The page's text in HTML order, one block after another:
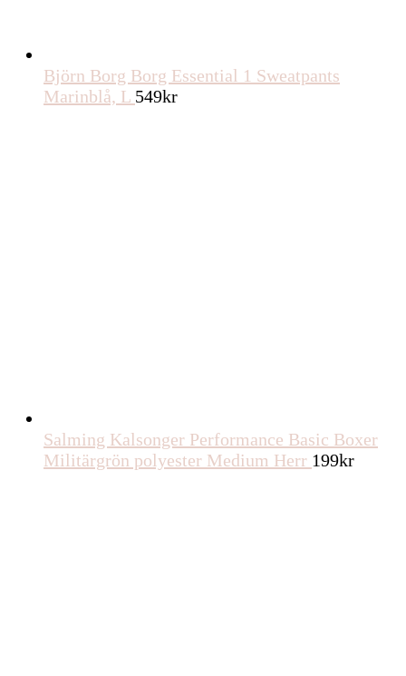
Björn Borg Borg Essential 1 Sweatpants
Marinblå, L 549kr
Salming Kalsonger Performance Basic Boxer
Militärgrön polyester Medium Herr 199kr